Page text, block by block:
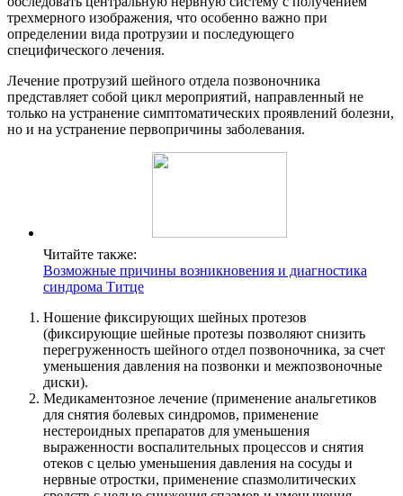
трехмерного изображения, что особенно важно при
определении вида протрузии и последующего
специфического лечения.
Лечение протрузий шейного отдела позвоночника
представляет собой цикл мероприятий, направленный не
только на устранение симптоматических проявлений болезни,
но и на устранение первопричины заболевания.
Читайте также:
Возможные причины возникновения и диагностика
синдрома Титце
Ношение фиксирующих шейных протезов
(фиксирующие шейные протезы позволяют снизить
перегруженность шейного отдел позвоночника, за счет
уменьшения давления на позвонки и межпозвоночные
диски).
Медикаментозное лечение (применение анальгетиков
для снятия болевых синдромов, применение
нестероидных препаратов для уменьшения
выраженности воспалительных процессов и снятия
отеков с целью уменьшения давления на сосуды и
нервные отростки, применение спазмолитических